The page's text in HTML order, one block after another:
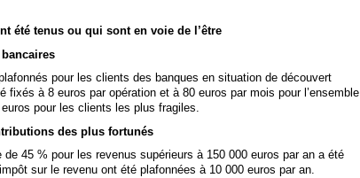
été tenus ou qui sont en voie de l’être
pour les clients des banques en situation de découvert
fixés à 8 euros par opération et à 80 euros par mois pour l’ensemble
pour les clients les plus fragiles.
des plus fortunés
de 45 % pour les revenus supérieurs à 150 000 euros par an a été
sur le revenu ont été plafonnées à 10 000 euros par an.